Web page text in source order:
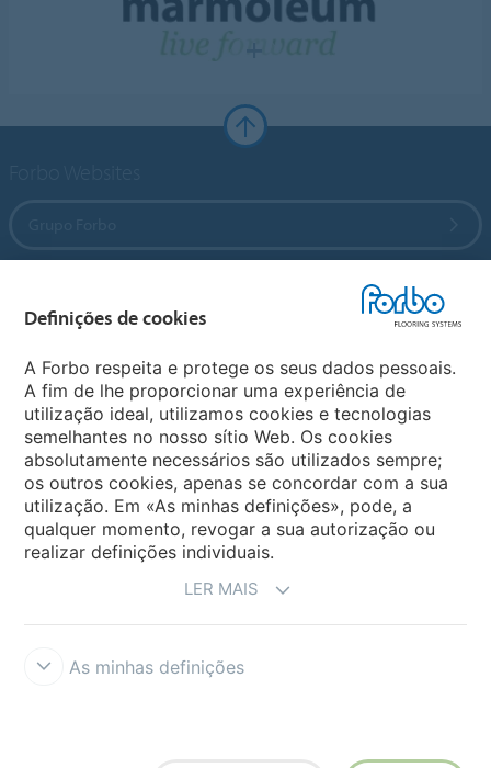
Sites Forbo
Selecione o país
Definições de cookies
A Forbo respeita e protege os seus dados pessoais.
A fim de lhe proporcionar uma experiência de
utilização ideal, utilizamos cookies e tecnologias
semelhantes no nosso sítio Web. Os cookies
absolutamente necessários são utilizados sempre;
os outros cookies, apenas se concordar com a sua
utilização. Em «As minhas definições», pode, a
qualquer momento, revogar a sua autorização ou
realizar definições individuais.
LER MAIS
As minhas definições